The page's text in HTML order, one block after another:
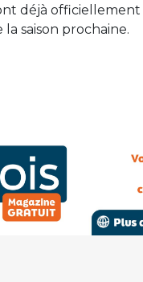
déjà
saison prochaine.